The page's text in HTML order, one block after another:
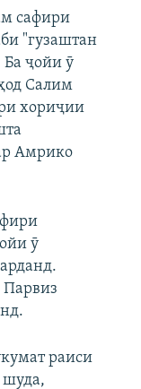
сафири
"гузаштан
Ба ҷойи ӯ
Салим
хориҷии
Амрико
ӯ
раиси
шуда,